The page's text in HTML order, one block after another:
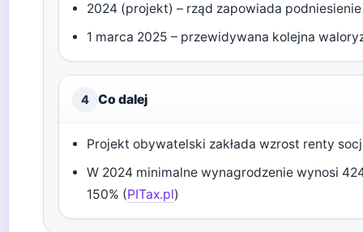
2024 (projekt) – rząd zapowiada
1 marca 2025 – przewidywana kolejna
4 Co dalej
Projekt obywatelski zakłada wzrost renty
W 2024 minimalne wynagrodzenie wynosi
150% (PITax.pl)